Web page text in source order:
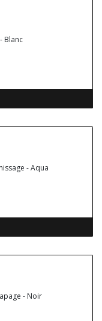
Blanc
- Aqua
- Noir